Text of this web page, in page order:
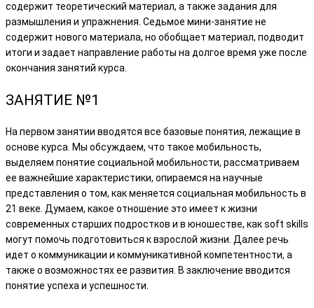
содержит теоретический материал, а также задания для
размышления и упражнения. Седьмое мини-занятие не
содержит нового материала, но обобщает материал, подводит
итоги и задает направление работы на долгое время уже после
окончания занятий курса.
ЗАНЯТИЕ №1
На первом занятии вводятся все базовые понятия, лежащие в
основе курса. Мы обсуждаем, что такое мобильность,
выделяем понятие социальной мобильности, рассматриваем
ее важнейшие характеристики, опираемся на научные
представления о том, как меняется социальная мобильность в
21 веке. Думаем, какое отношение это имеет к жизни
современных старших подростков и в юношестве, как soft skills
могут помочь подготовиться к взрослой жизни. Далее речь
идет о коммуникации и коммуникативной компетентности, а
также о возможностях ее развития. В заключение вводится
понятие успеха и успешности.